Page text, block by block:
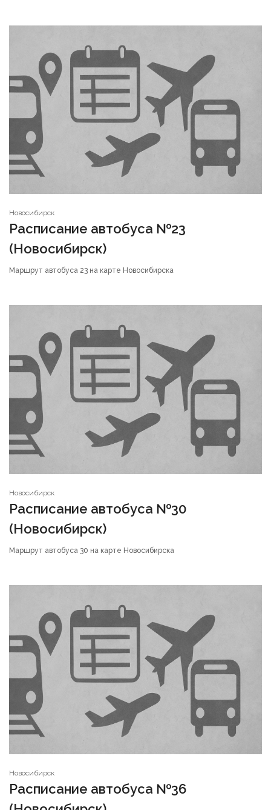
Новосибирск
Расписание автобуса №23
(Новосибирск)
Маршрут автобуса 23 на карте Новосибирска
Новосибирск
Расписание автобуса №30
(Новосибирск)
Маршрут автобуса 30 на карте Новосибирска
Новосибирск
Расписание автобуса №36